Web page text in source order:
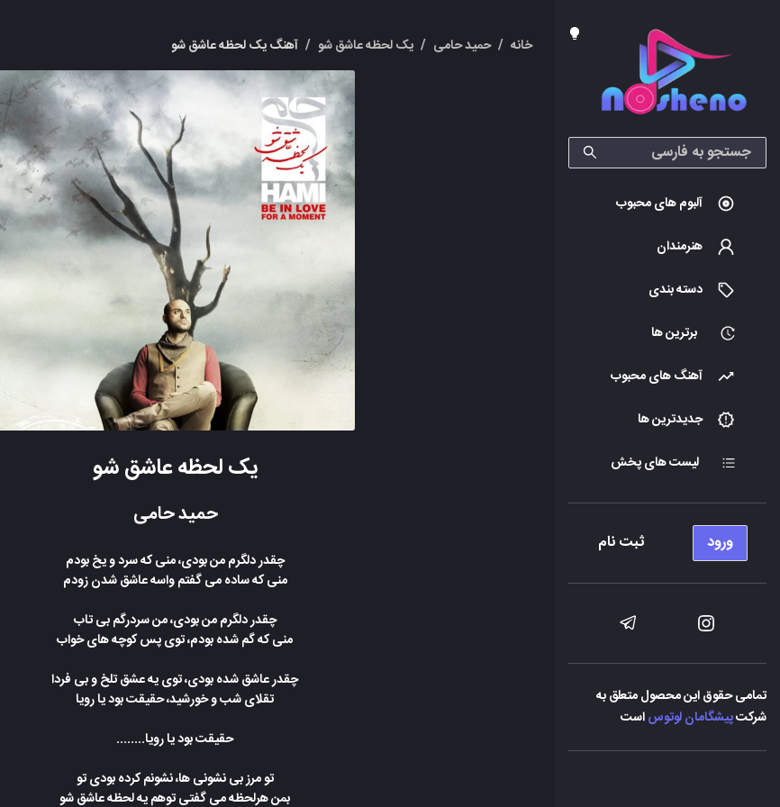
آلبوم های محبوب
هنرمندان
دسته بندی
برترین ها
آهنگ های محبوب
جدیدترین ها
لیست های پخش
ورود ثبت نام
تمامی حقوق این محصول متعلق به
شرکتپیشگامان لوتوساست
خانه / حمید حامی / یک لحظه عاشق شو / آهنگ یک لحظه عاشق شو
یک لحظه عاشق شو
حمید حامی
چقدر دلگرم من بودی، منی که سرد و یخ بودم
منی که ساده می گفتم واسه عاشق شدن زودم
چقدر دلگرم من بودی، من سردرگم بی تاب
منی که گم شده بودم، توی پس کوچه های خواب
چقدر عاشق شده بودی، توی یه عشق تلخ و بی فردا
تقلای شب و خورشید، حقیقت بود یا رویا
حقیقت بود یا رویا........
تو مرز بی نشونی ها، نشونم کرده بودی تو
بمن هرلحظه می گفتی توهم یه لحظه عاشق شو